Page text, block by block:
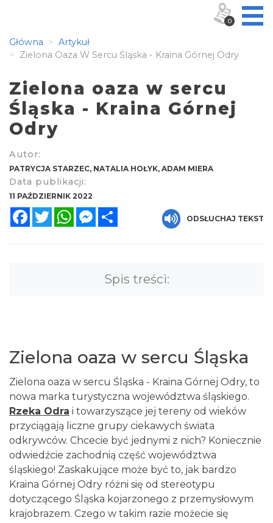
Główna
Artykuł
Zielona Oaza W Sercu Śląska - Kraina Górnej Odry
Zielona oaza w sercu
Śląska - Kraina Górnej
Odry
Autor:
PATRYCJA STARZEC, NATALIA HOŁYK, ADAM MIERA
Data publikacji:
11 PAŹDZIERNIK 2022
FacebookTwitterWhatsAppMessenger
ODSŁUCHAJ TEKST
Spis treści:
Zielona oaza w sercu Śląska
Zielona oaza w sercu Śląska - Kraina Górnej Odry, to
nowa marka turystyczna województwa śląskiego.
Rzeka Odra i towarzyszące jej tereny od wieków
przyciągają liczne grupy ciekawych świata
odkrywców. Chcecie być jednymi z nich? Koniecznie
odwiedźcie zachodnią część województwa
śląskiego! Zaskakujące może być to, jak bardzo
Kraina Górnej Odry różni się od stereotypu
dotyczącego Śląska kojarzonego z przemysłowym
krajobrazem. Czego w takim razie możecie się
0